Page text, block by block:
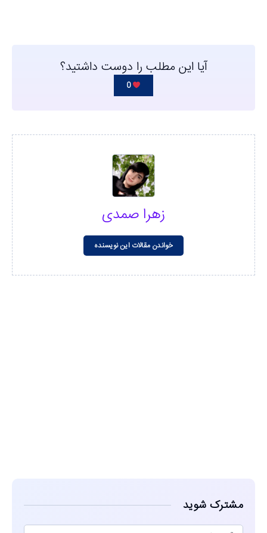
آیا این مطلب را دوست داشتید؟
0
زهرا صمدی
خواندن مقالات این نویسنده
مشترک شوید